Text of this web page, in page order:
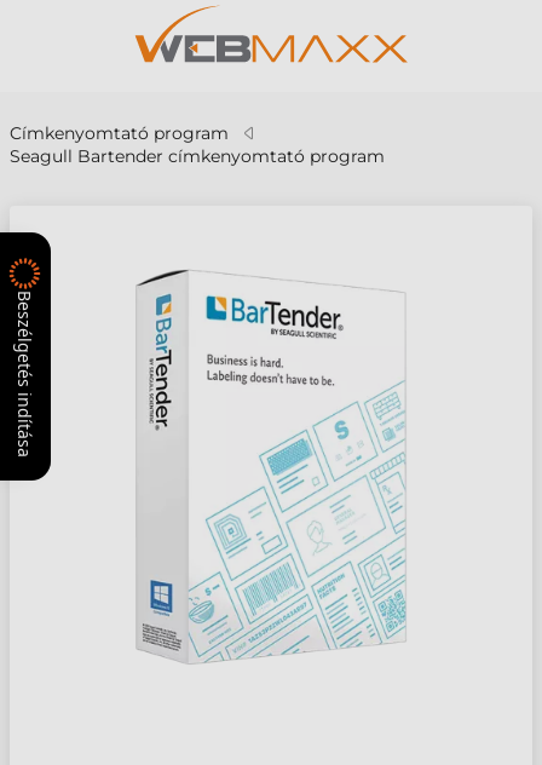
Címkenyomtató program
Seagull Bartender címkenyomtató program
Beszélgetés indítása